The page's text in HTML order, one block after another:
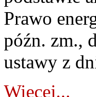
Prawo
późn. zm.,
ustawy z
Więcej...